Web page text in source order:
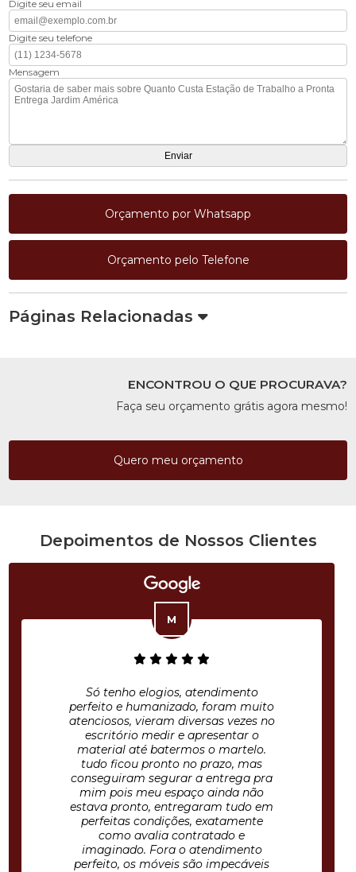
Digite seu email
Digite seu telefone
Mensagem
Orçamento por Whatsapp
Orçamento pelo Telefone
Páginas Relacionadas
ENCONTROU O QUE PROCURAVA?
Faça seu orçamento grátis agora mesmo!
Quero meu orçamento
Depoimentos de Nossos Clientes
Só tenho elogios, atendimento
perfeito e humanizado, foram muito
atenciosos, vieram diversas vezes no
escritório medir e apresentar o
material até batermos o martelo.
tudo ficou pronto no prazo, mas
conseguiram segurar a entrega pra
mim pois meu espaço ainda não
estava pronto, entregaram tudo em
perfeitas condições, exatamente
como avalia contratado e
imaginado. Fora o atendimento
perfeito, os móveis são impecáveis